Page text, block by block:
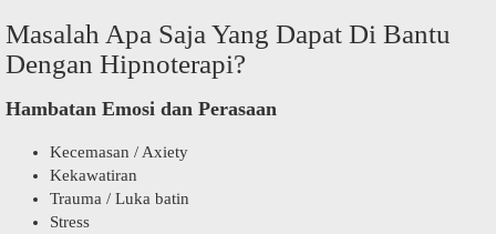
Masalah Apa Saja Yang Dapat Di Bantu
Dengan Hipnoterapi?
Hambatan Emosi dan Perasaan
Kecemasan / Axiety
Kekawatiran
Trauma / Luka batin
Stress